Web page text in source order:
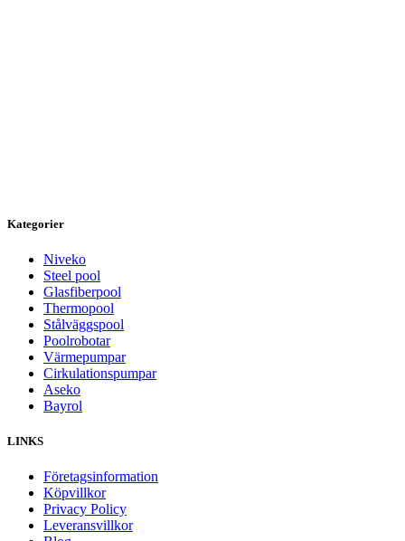
Kategorier
Niveko
Steel pool
Glasfiberpool
Thermopool
Stålväggspool
Poolrobotar
Värmepumpar
Cirkulationspumpar
Aseko
Bayrol
LINKS
Företagsinformation
Köpvillkor
Privacy Policy
Leveransvillkor